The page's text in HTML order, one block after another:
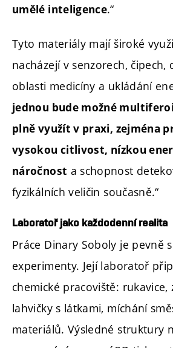
umělé inteligence.“
Tyto materiály mají široké
nacházejí v senzorech, čipech,
oblasti medicíny a ukládání
jednou bude možné
plně využít v praxi, zejména
vysokou citlivost, nízkou
náročnost a schopnost
fyzikálních veličin současně.“
Laboratoř jako každodenní realita
Práce Dinary Soboly je pevně
experimenty. Její laboratoř
chemické pracoviště: rukavice,
lahvičky s látkami, míchání
materiálů. Výsledné struktury